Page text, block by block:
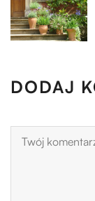
DODAJ